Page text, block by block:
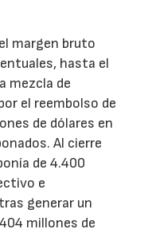
margen bruto
hasta el
mezcla de
el reembolso de
de dólares en
Al cierre
de 4.400
e
generar un
millones de